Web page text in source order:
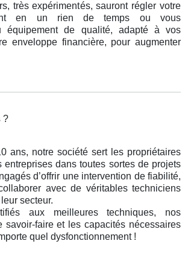
très expérimentés, sauront régler votre
en un rien de temps ou vous
équipement de qualité, adapté à vos
enveloppe financière, pour augmenter
?
ans, notre société sert les propriétaires
entreprises dans toutes sortes de projets
d’offrir une intervention de fiabilité,
avec de véritables techniciens
secteur.
aux meilleures techniques, nos
savoir-faire et les capacités nécessaires
quel dysfonctionnement !